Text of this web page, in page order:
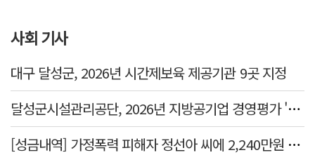
사회 기사
대구 달성군, 2026년 시간제보육 제공기관 9곳 지정
달성군시설관리공단, 2026년 지방공기업 경영평가 '가등급' 최우수 달성
[성금내역] 가정폭력 피해자 정선아 씨에 2,240만원 전달